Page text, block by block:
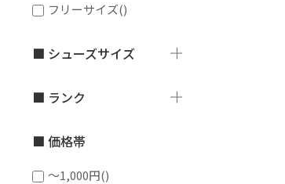
フリーサイズ()
■ シューズサイズ
■ ランク
■ 価格帯
～1,000円()